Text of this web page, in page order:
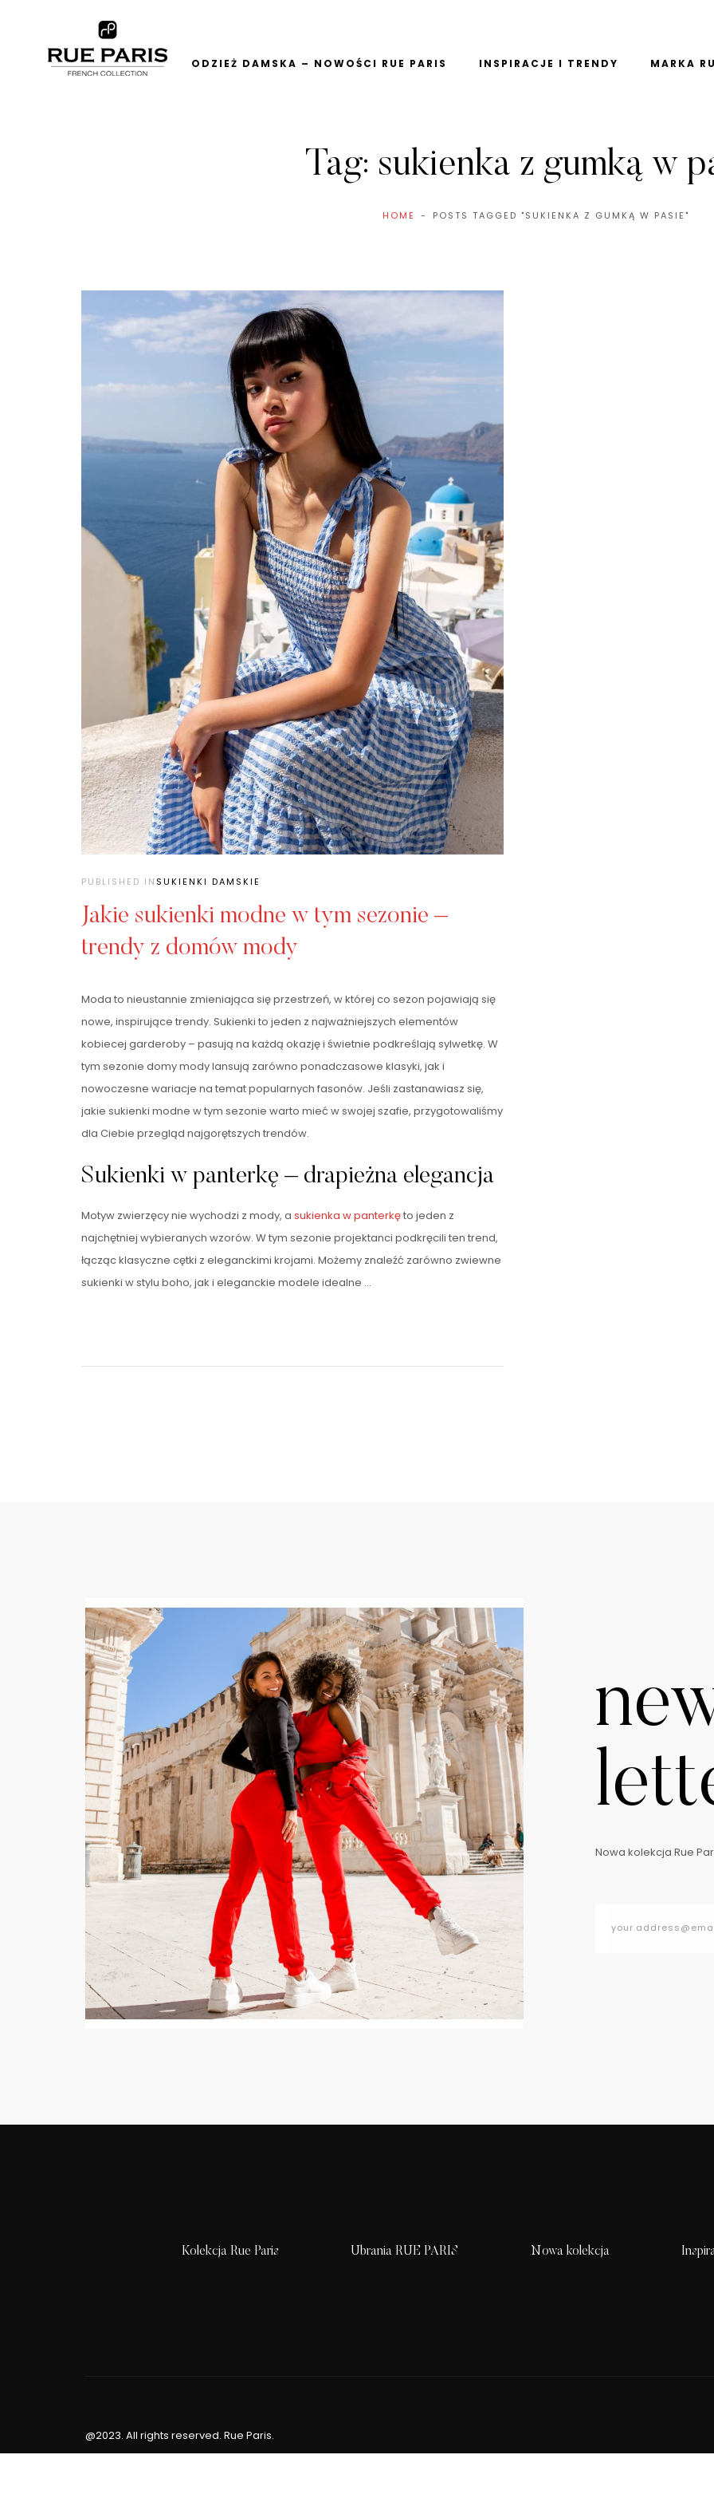
ODZIEŻ DAMSKA – NOWOŚCI RUE PARIS INSPIRACJE I TRENDY MARKA
Tag: sukienka z gumką w
HOME POSTS TAGGED "SUKIENKA Z GUMKĄ W PASIE"
PUBLISHED IN SUKIENKI DAMSKIE
Jakie sukienki modne w tym sezonie –
trendy z domów mody
Moda to nieustannie zmieniająca się przestrzeń, w której co sezon pojawiają się
nowe, inspirujące trendy. Sukienki to jeden z najważniejszych elementów
kobiecej garderoby – pasują na każdą okazję i świetnie podkreślają sylwetkę. W
tym sezonie domy mody lansują zarówno ponadczasowe klasyki, jak i
nowoczesne wariacje na temat popularnych fasonów. Jeśli zastanawiasz się,
jakie sukienki modne w tym sezonie warto mieć w swojej szafie, przygotowaliśmy
dla Ciebie przegląd najgorętszych trendów.
Sukienki w panterkę – drapieżna elegancja
Motyw zwierzęcy nie wychodzi z mody, a sukienka w panterkęto jeden z
najchętniej wybieranych wzorów. W tym sezonie projektanci podkręcili ten trend,
łącząc klasyczne cętki z eleganckimi krojami. Możemy znaleźć zarówno zwiewne
sukienki w stylu boho, jak i eleganckie modele idealne …
Nowa kolekcja Rue
Kolekcja Rue Paris Ubrania RUE PARIS Nowa kolekcja
@2023. All rights reserved. Rue Paris.